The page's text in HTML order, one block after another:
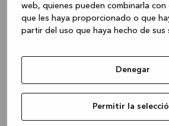
web, quienes pueden combinarla
que les haya proporcionado o que
partir del uso que haya hecho de sus
Denegar
Permitir la
Application error: a client-side
loadingwww.kvik.es (see the